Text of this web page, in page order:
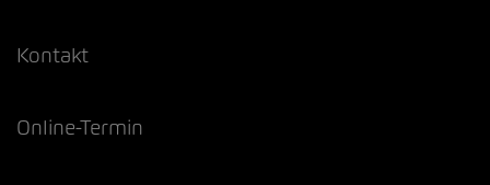
Kontakt
Online-Termin